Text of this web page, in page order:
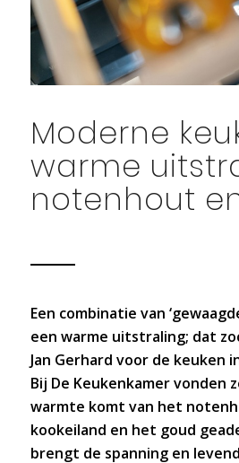
Moderne
warme
notenhout
Een combinatie van
een warme uitstraling; dat
Jan Gerhard voor de keuken
Bij De Keukenkamer vonden
warmte komt van het
kookeiland en het goud
brengt de spanning en